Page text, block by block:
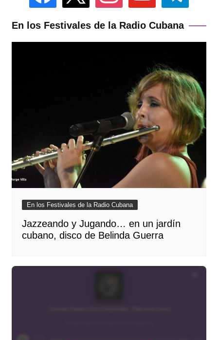
En los Festivales de la Radio Cubana
En los Festivales de la Radio Cubana
Jazzeando y Jugando… en un jardín
cubano, disco de Belinda Guerra